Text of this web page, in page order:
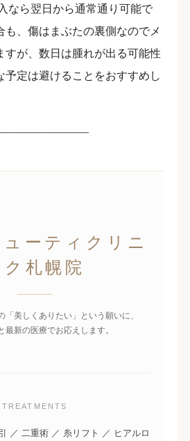
なら翌日から通常通り可能で
も、傷はまぶたの裏側なのでメ
すが、数日は腫れが出る可能性
予定は避けることをおすすめし
ーティクリニ
ク札幌院
「美しくありたい」という願いに、
最新の医療でお応えします。
TREATMENTS
／ 二重術 ／ 糸リフト ／ ヒアルロ